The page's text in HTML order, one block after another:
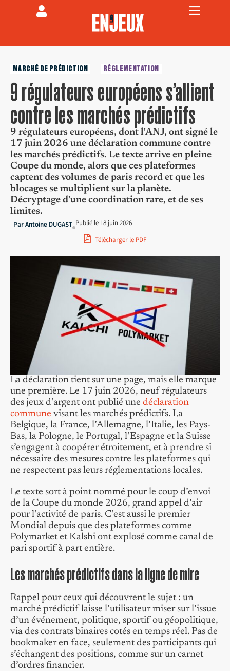
MARCHÉ DE PRÉDICTION RÉGLEMENTATION
9 régulateurs européens s’allient
contre les marchés prédictifs
9 régulateurs européens, dont l'ANJ, ont signé le
17 juin 2026 une déclaration commune contre
les marchés prédictifs. Le texte arrive en pleine
Coupe du monde, alors que ces plateformes
captent des volumes de paris record et que les
blocages se multiplient sur la planète.
Décryptage d'une coordination rare, et de ses
limites.
ParAntoine DUGAST Publié le 18 juin 2026
Télécharger le PDF
La déclaration tient sur une page, mais elle marque
une première. Le 17 juin 2026, neuf régulateurs
des jeux d’argent ont publié une déclaration
commune visant les marchés prédictifs. La
Belgique, la France, l’Allemagne, l’Italie, les Pays-
Bas, la Pologne, le Portugal, l’Espagne et la Suisse
s’engagent à coopérer étroitement, et à prendre si
nécessaire des mesures contre les plateformes qui
ne respectent pas leurs réglementations locales.
Le texte sort à point nommé pour le coup d’envoi
de la Coupe du monde 2026, grand appel d’air
pour l’activité de paris. C’est aussi le premier
Mondial depuis que des plateformes comme
Polymarket et Kalshi ont explosé comme canal de
pari sportif à part entière.
Les marchés prédictifs dans la ligne de mire
Rappel pour ceux qui découvrent le sujet : un
marché prédictif laisse l’utilisateur miser sur l’issue
d’un événement, politique, sportif ou géopolitique,
via des contrats binaires cotés en temps réel. Pas de
bookmaker en face, seulement des participants qui
s’échangent des positions, comme sur un carnet
d’ordres financier.